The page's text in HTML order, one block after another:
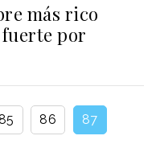
más rico
por
86 87